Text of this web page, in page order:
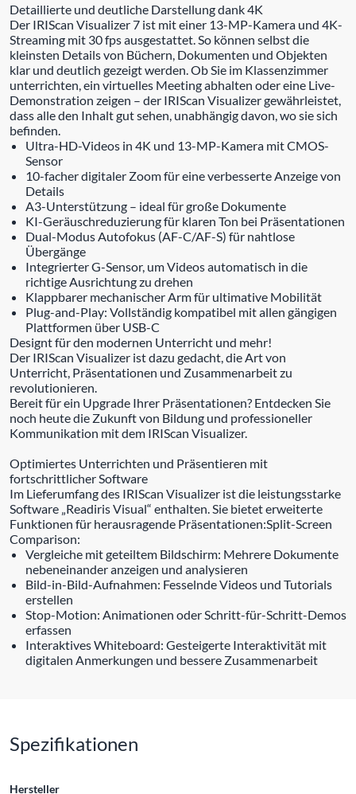
Detaillierte und deutliche Darstellung dank 4K
Der IRIScan Visualizer 7 ist mit einer 13-MP-Kamera und 4K-
Streaming mit 30 fps ausgestattet. So können selbst die
kleinsten Details von Büchern, Dokumenten und Objekten
klar und deutlich gezeigt werden. Ob Sie im Klassenzimmer
unterrichten, ein virtuelles Meeting abhalten oder eine Live-
Demonstration zeigen – der IRIScan Visualizer gewährleistet,
dass alle den Inhalt gut sehen, unabhängig davon, wo sie sich
befinden.
Ultra-HD-Videos in 4K und 13-MP-Kamera mit CMOS-
Sensor
10-facher digitaler Zoom für eine verbesserte Anzeige von
Details
A3-Unterstützung – ideal für große Dokumente
KI-Geräuschreduzierung für klaren Ton bei Präsentationen
Dual-Modus Autofokus (AF-C/AF-S) für nahtlose
Übergänge
Integrierter G-Sensor, um Videos automatisch in die
richtige Ausrichtung zu drehen
Klappbarer mechanischer Arm für ultimative Mobilität
Plug-and-Play: Vollständig kompatibel mit allen gängigen
Plattformen über USB-C
Designt für den modernen Unterricht und mehr!
Der IRIScan Visualizer ist dazu gedacht, die Art von
Unterricht, Präsentationen und Zusammenarbeit zu
revolutionieren.
Bereit für ein Upgrade Ihrer Präsentationen? Entdecken Sie
noch heute die Zukunft von Bildung und professioneller
Kommunikation mit dem IRIScan Visualizer.
Optimiertes Unterrichten und Präsentieren mit
fortschrittlicher Software
Im Lieferumfang des IRIScan Visualizer ist die leistungsstarke
Software „Readiris Visual“ enthalten. Sie bietet erweiterte
Funktionen für herausragende Präsentationen:Split-Screen
Comparison:
Vergleiche mit geteiltem Bildschirm: Mehrere Dokumente
nebeneinander anzeigen und analysieren
Bild-in-Bild-Aufnahmen: Fesselnde Videos und Tutorials
erstellen
Stop-Motion: Animationen oder Schritt-für-Schritt-Demos
erfassen
Interaktives Whiteboard: Gesteigerte Interaktivität mit
digitalen Anmerkungen und bessere Zusammenarbeit
Spezifikationen
Hersteller